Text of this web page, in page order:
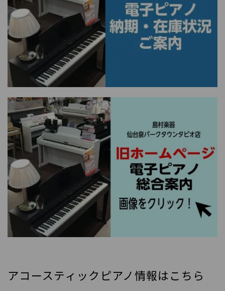
アコースティックピアノ情報はこちら